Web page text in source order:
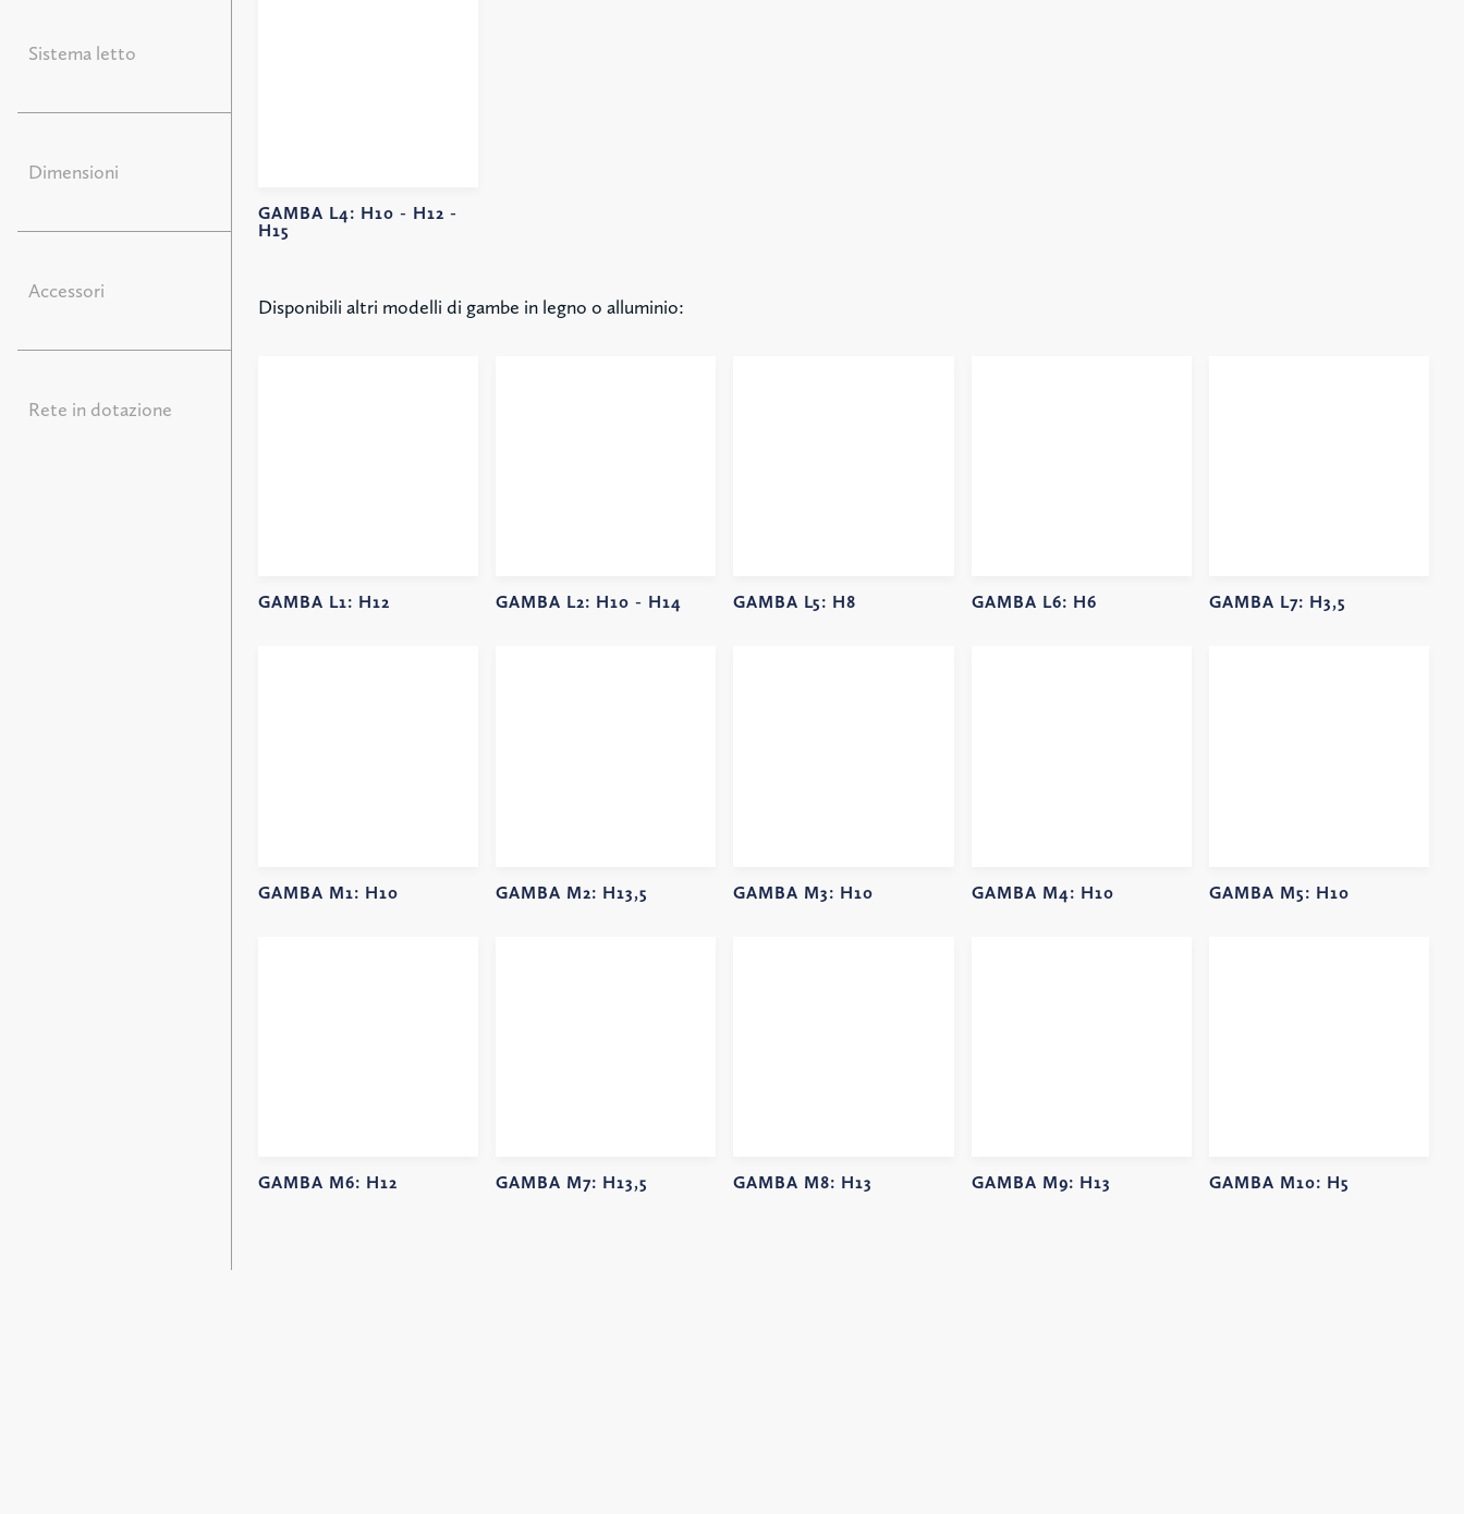
Sistema letto
Dimensioni
Accessori
Rete in dotazione
GAMBA L4: H10 - H12 -
H15
Disponibili altri modelli di gambe in legno o alluminio:
GAMBA L1: H12 GAMBA L2: H10 - H14 GAMBA L5: H8 GAMBA L6: H6 GAMBA L7: H3,5
GAMBA M1: H10 GAMBA M2: H13,5 GAMBA M3: H10 GAMBA M4: H10 GAMBA M5: H10
GAMBA M6: H12 GAMBA M7: H13,5 GAMBA M8: H13 GAMBA M9: H13 GAMBA M10: H5